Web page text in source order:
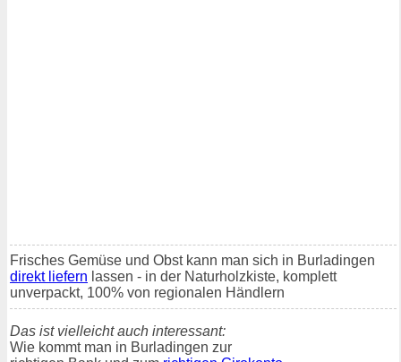
Frisches Gemüse und Obst kann man sich in Burladingen
direkt liefern lassen - in der Naturholzkiste, komplett
unverpackt, 100% von regionalen Händlern
Das ist vielleicht auch interessant:
Wie kommt man in Burladingen zur